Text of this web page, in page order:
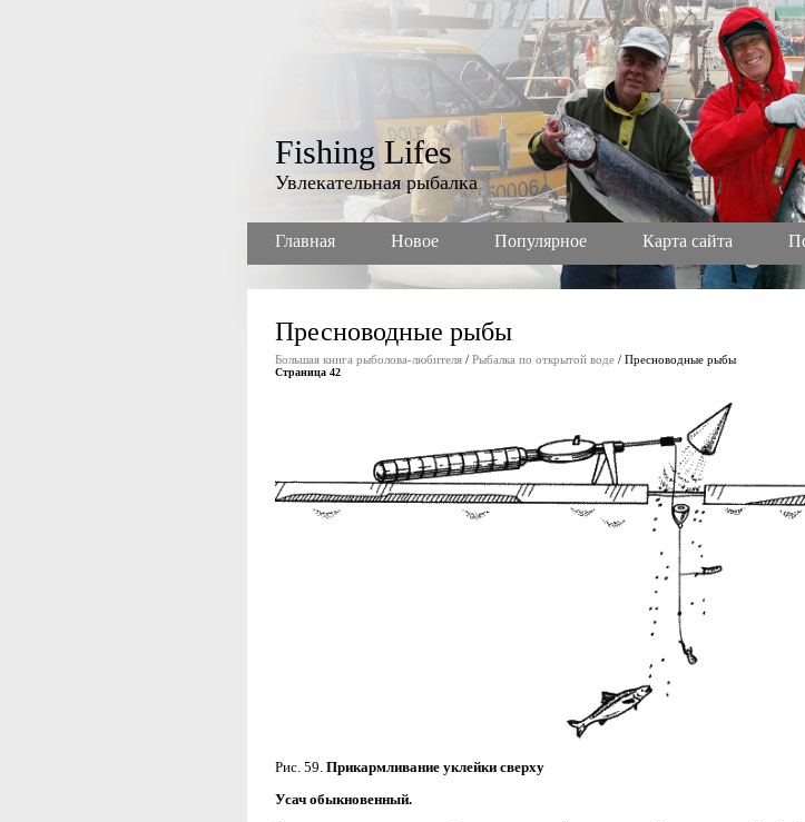
Fishing Lifes
Увлекательная рыбалка
Главная Новое Популярное Карта сайта
Пресноводные рыбы
Большая книга рыболова-любителя / Рыбалка по открытой воде / Пресноводные рыбы
Страница 42
Рис. 59. Прикармливание уклейки сверху
Усач обыкновенный.